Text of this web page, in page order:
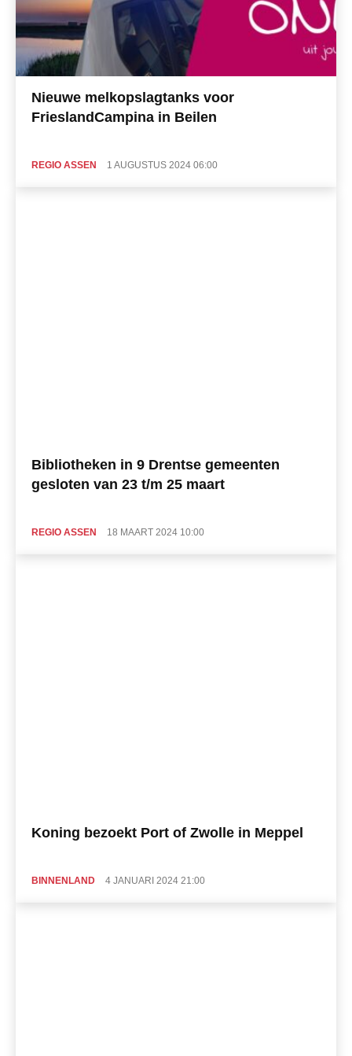
Nieuwe melkopslagtanks voor
FrieslandCampina in Beilen
REGIO ASSEN 1 AUGUSTUS 2024 06:00
Bibliotheken in 9 Drentse gemeenten
gesloten van 23 t/m 25 maart
REGIO ASSEN 18 MAART 2024 10:00
Koning bezoekt Port of Zwolle in Meppel
BINNENLAND 4 JANUARI 2024 21:00